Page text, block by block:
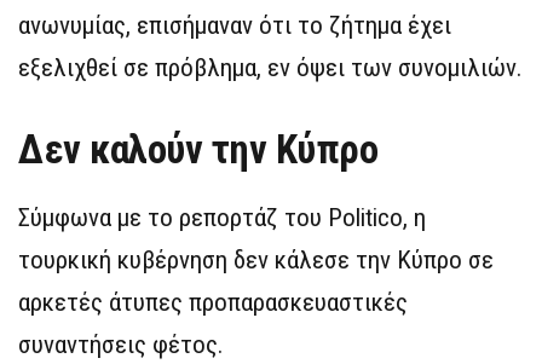
ανωνυμίας, επισήμαναν ότι το ζήτημα έχει
εξελιχθεί σε πρόβλημα, εν όψει των συνομιλιών.
Δεν καλούν την Κύπρο
Σύμφωνα με το ρεπορτάζ του Politico, η
τουρκική κυβέρνηση δεν κάλεσε την Κύπρο σε
αρκετές άτυπες προπαρασκευαστικές
συναντήσεις φέτος.